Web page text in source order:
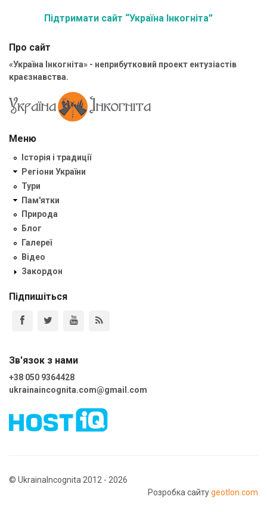
Підтримати сайт “Україна Інкогніта”
Про сайт
«Україна Інкогніта» - неприбутковий проект ентузіастів
краєзнавства.
Меню
Історія і традиції
Регіони України
Тури
Пам'ятки
Природа
Блог
Галереї
Відео
Закордон
Підпишіться
Зв'язок з нами
+38 050 9364428
ukrainaincognita.com@gmail.com
© UkrainaIncognita 2012 - 2026
Розробка сайтуgeotlon.com